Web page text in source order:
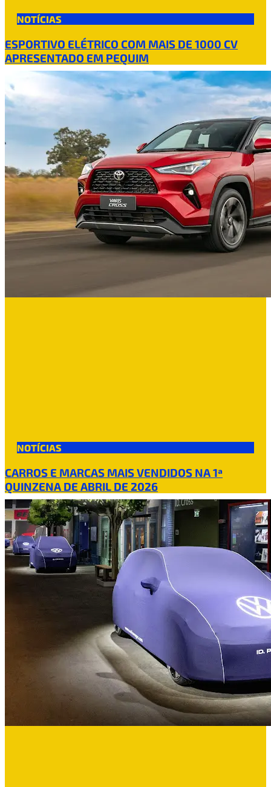
NOTÍCIAS
ESPORTIVO ELÉTRICO COM MAIS DE 1000 CV
APRESENTADO EM PEQUIM
NOTÍCIAS
CARROS E MARCAS MAIS VENDIDOS NA 1ª
QUINZENA DE ABRIL DE 2026